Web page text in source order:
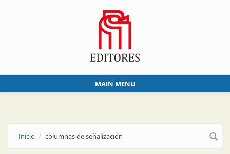
MAIN MENU
Inicio columnas de señalización